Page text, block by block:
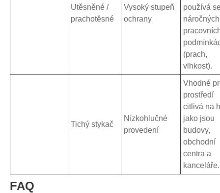
Utěsněné /
prachotěsné
Vysoký stupeň
ochrany
používá
náročných
(prach,
vlhkost).
Tichý stykač
Nízkohlučné
provedení
Vhodné
prostředí
citlivá na
jako jsou
budovy,
obchodní
centra a
kanceláře.
FAQ